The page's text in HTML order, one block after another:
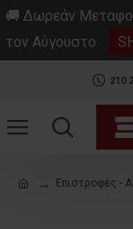
🚚 Δωρεάν
τον Αύγουστο
210
Επιστροφές -